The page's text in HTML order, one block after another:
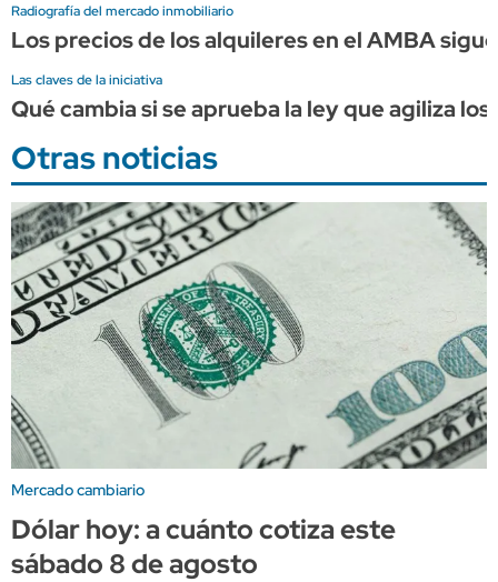
Radiografía del mercado inmobiliario
Los precios de los alquileres en el AMBA
Las claves de la iniciativa
Qué cambia si se aprueba la ley que agiliza
Otras noticias
Mercado cambiario
Dólar hoy: a cuánto cotiza este
sábado 8 de agosto